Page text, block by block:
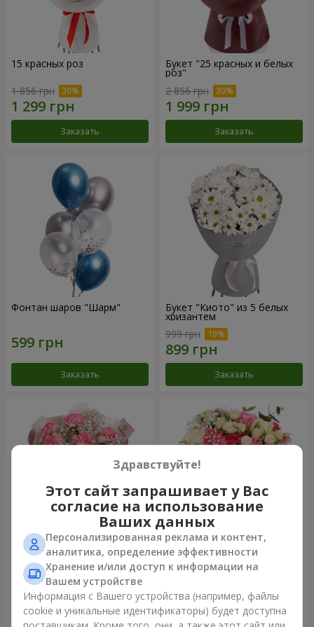
15 красных роз
1 856 грн
Заказать
Букет "25 красных и белых
роз"
2 856 грн
Заказать
Фонтан шаров "Шарм"
Заказать
Букет "Киото" из 5 белых
хризантем
999 грн
Заказать
Букет "Королева
Карибского моря"
1 374 грн
Заказать
Цветы в коробке
"Помпадур"
Заказать
Здравствуйте!
Этот сайт запрашивает у Вас
согласие на использование
Ваших данных
Персонализированная реклама и контент,
аналитика, определение эффективности
Хранение и/или доступ к информации на
Вашем устройстве
Информация с Вашего устройства (например, файлы
cookie и уникальные идентификаторы) будет доступна